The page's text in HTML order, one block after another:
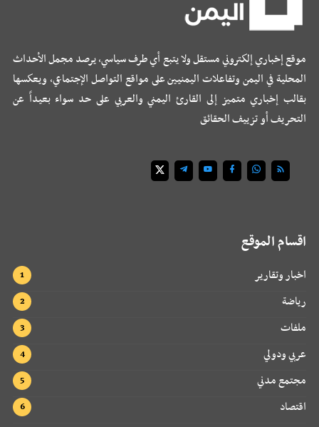
موقع إخباري إلكتروني مستقل ولا يتبع أي طرف سياسي، يرصد مجمل الأحداث
المحلية في اليمن وتفاعلات اليمنيين على مواقع التواصل الإجتماعي، ويعكسها
بقالب إخباري متميز إلى القارئ اليمني والعربي على حد سواء بعيداً عن
التحريف أو تزييف الحقائق
اقسام الموقع
اخبار وتقارير
رياضة
ملفات
عربي ودولي
مجتمع مدني
اقتصاد